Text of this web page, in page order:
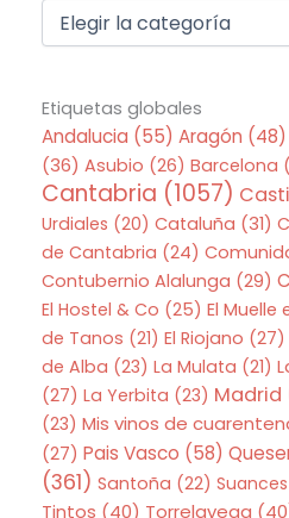
Etiquetas globales
Andalucia (55) Aragón (48)
(36) Asubio (26) Barcelona
Cantabria (1057)
Urdiales (20) Cataluña (31)
de Cantabria (24)
Contubernio Alalunga (29)
El Hostel & Co (25) El Muelle
de Tanos (21) El Riojano (27)
de Alba (23) La Mulata (21)
(27) La Yerbita (23) Madrid
(23) Mis vinos de
(27) Pais Vasco (58)
(361) Santoña (22) Suances
Tintos (40) Torrelavega